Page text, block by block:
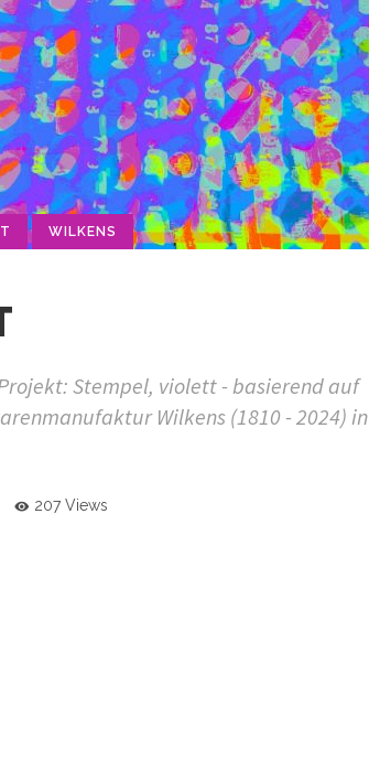
WILKENS
Stempel, violett - basierend auf
Wilkens (1810 - 2024) in
207 Views